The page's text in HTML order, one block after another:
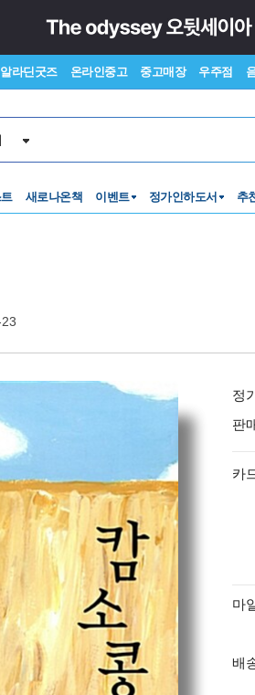
알라딘굿즈 온라인중고 중고매장 우주점
새로나온책 이벤트 정가인하도서 추
정
판
카
마
배